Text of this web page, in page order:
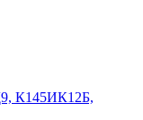
К145ИК12Б,